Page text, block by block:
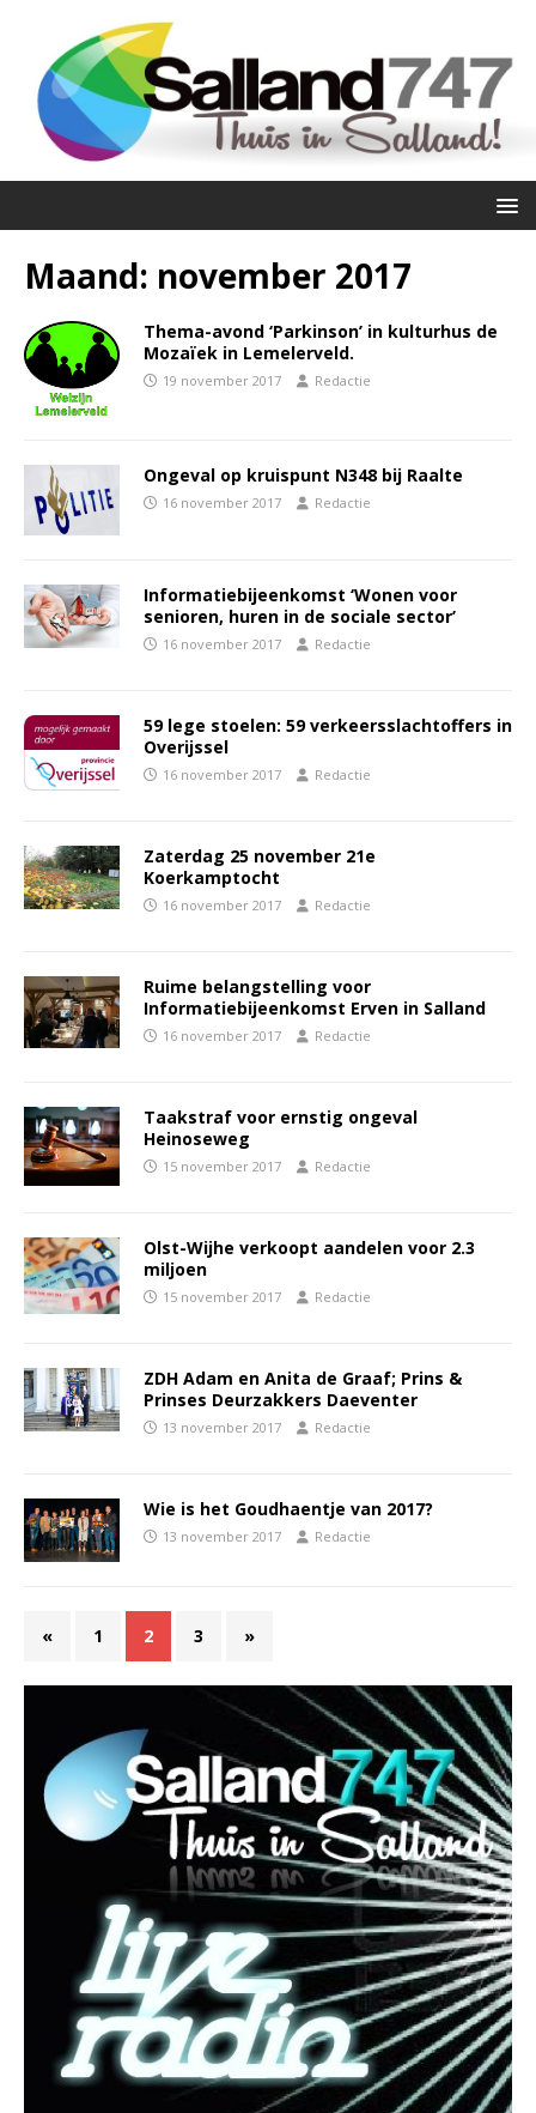
Maand: november 2017
Thema-avond ‘Parkinson’ in kulturhus de
Mozaïek in Lemelerveld.
19 november 2017 Redactie
Ongeval op kruispunt N348 bij Raalte
16 november 2017 Redactie
Informatiebijeenkomst ‘Wonen voor
senioren, huren in de sociale sector’
16 november 2017 Redactie
59 lege stoelen: 59 verkeersslachtoffers in
Overijssel
16 november 2017 Redactie
Zaterdag 25 november 21e
Koerkamptocht
16 november 2017 Redactie
Ruime belangstelling voor
Informatiebijeenkomst Erven in Salland
16 november 2017 Redactie
Taakstraf voor ernstig ongeval
Heinoseweg
15 november 2017 Redactie
Olst-Wijhe verkoopt aandelen voor 2.3
miljoen
15 november 2017 Redactie
ZDH Adam en Anita de Graaf; Prins &
Prinses Deurzakkers Daeventer
13 november 2017 Redactie
Wie is het Goudhaentje van 2017?
13 november 2017 Redactie
« 1 2 3 »